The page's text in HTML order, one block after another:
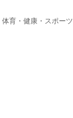
体育・健康・スポーツ